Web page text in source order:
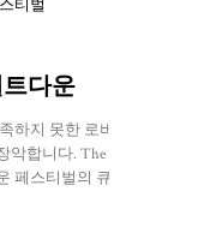
다운
하지 못한 로버트 스
합니다. The Cure의
페스티벌의 큐레이